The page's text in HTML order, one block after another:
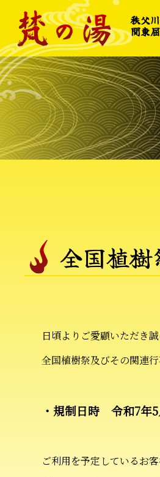
ン
ツ
本
文
ッ
秩父
関東
全国植樹
日頃よりご愛顧いただき
全国植樹祭及びその関連
・規制日時 令和7年
ご利用を予定しているお